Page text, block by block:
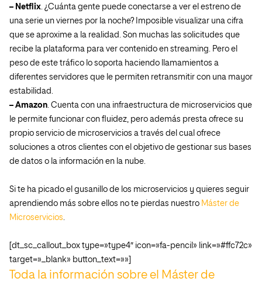
– Netflix. ¿Cuánta gente puede conectarse a ver el estreno de
una serie un viernes por la noche? Imposible visualizar una cifra
que se aproxime a la realidad. Son muchas las solicitudes que
recibe la plataforma para ver contenido en streaming. Pero el
peso de este tráfico lo soporta haciendo llamamientos a
diferentes servidores que le permiten retransmitir con una mayor
estabilidad.
– Amazon. Cuenta con una infraestructura de microservicios que
le permite funcionar con fluidez, pero además presta ofrece su
propio servicio de microservicios a través del cual ofrece
soluciones a otros clientes con el objetivo de gestionar sus bases
de datos o la información en la nube.
Si te ha picado el gusanillo de los microservicios y quieres seguir
aprendiendo más sobre ellos no te pierdas nuestro Máster de
Microservicios.
[dt_sc_callout_box type=»type4″ icon=»fa-pencil» link=»#ffc72c»
target=»_blank» button_text=»»]
Toda la información sobre el Máster de